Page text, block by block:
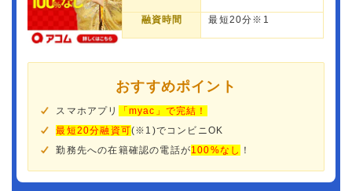
融資時間 最短20分※1
おすすめポイント
スマホアプリ
「myac」で完結！
最短20分融資可(※1)でコンビニOK
勤務先への在籍確認の電話が100%なし ！